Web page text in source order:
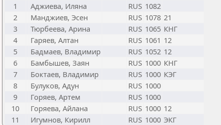
1
Аджиева, Иляна RUS 1082
2
Манджиев, Эсен RUS 1078 21
3
Тюрбеева, Арина RUS 1065 КНГ
4
Гаряев, Алтан RUS 1061 12
5
Бадмаев, Владимир RUS 1052 12
6
Бамбышев, Заян RUS 1000 КНГ
7
Боктаев, Владимир RUS 1000 КЭГ
8
Булуков, Адун RUS 1000
9
Горяев, Артем RUS 1000
10
Горяева, Айлана RUS 1000 12
11
Игумнов, Кирилл RUS 1000 ЭКГ